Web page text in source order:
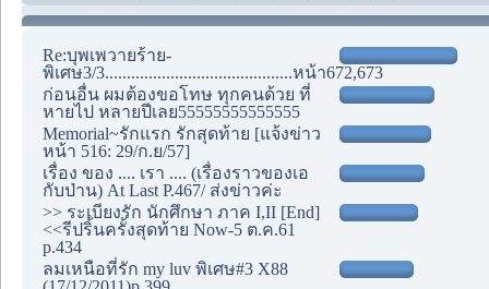
Re:บุพเพวายร้าย-
พิเศษ3/3...........................................หน้า672,673
ก่อนอื่น ผมต้องขอโทษ ทุกคนด้วย ที่
หายไป หลายปีเลย55555555555555
Memorial~รักแรก รักสุดท้าย [แจ้งข่าว
หน้า 516: 29/ก.ย/57]
เรื่อง ของ .... เรา .... (เรื่องราวของเอ
กับป่าน) At Last P.467/ ส่งข่าวค่ะ
>> ระเบียงรัก นักศึกษา ภาค I,II [End]
<<รีปริ้นครั้งสุดท้าย Now-5 ต.ค.61
p.434
ลมเหนือที่รัก my luv พิเศษ#3 X88